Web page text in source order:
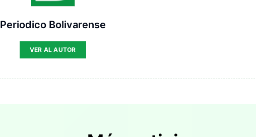
Periodico Bolivarense
VER AL AUTOR